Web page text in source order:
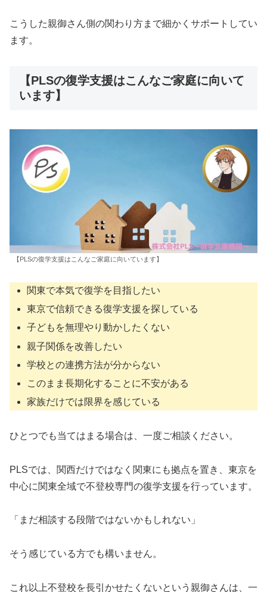
こうした親御さん側の関わり方まで細かくサポートしてい
ます。
【PLSの復学支援はこんなご家庭に向いて
います】
【PLSの復学支援はこんなご家庭に向いています】
関東で本気で復学を目指したい
東京で信頼できる復学支援を探している
子どもを無理やり動かしたくない
親子関係を改善したい
学校との連携方法が分からない
このまま長期化することに不安がある
家族だけでは限界を感じている
ひとつでも当てはまる場合は、一度ご相談ください。
PLSでは、関西だけではなく関東にも拠点を置き、東京を
中心に関東全域で不登校専門の復学支援を行っています。
「まだ相談する段階ではないかもしれない」
そう感じている方でも構いません。
これ以上不登校を長引かせたくないという親御さんは、一